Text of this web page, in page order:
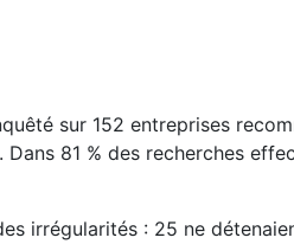
par
sur 152 entreprises
81 % des recherches
irrégularités : 25 ne